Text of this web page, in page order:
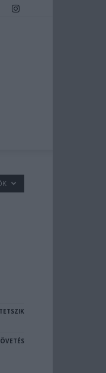
TETSZIK